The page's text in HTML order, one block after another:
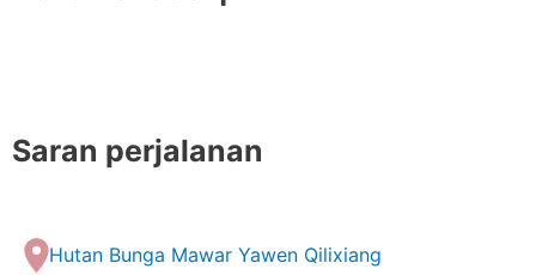
Saran perjalanan
Hutan Bunga Mawar Yawen Qilixiang